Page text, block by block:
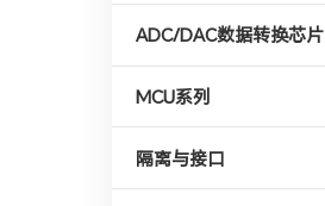
ADC/DAC数据转换芯片
MCU系列
隔离与接口